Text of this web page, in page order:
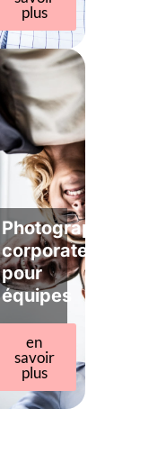
plus
Photographe
corporate
pour
équipes
en
savoir
plus